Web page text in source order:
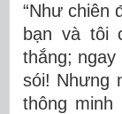
“Như chiên
bạn và tôi
thắng;
sói! Nhưng
thông minh